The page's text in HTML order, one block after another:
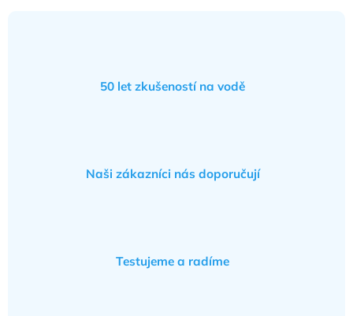
50 let zkušeností na vodě
Naši zákazníci nás doporučují
Testujeme a radíme